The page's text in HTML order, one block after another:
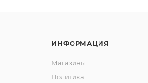
ИНФОРМАЦИЯ
Магазины
Политика